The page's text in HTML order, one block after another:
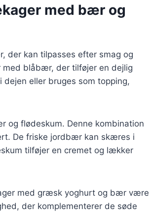
med bær og
der kan tilpasses efter smag og
med blåbær, der tilføjer en dejlig
eller bruges som topping,
og flødeskum. Denne kombination
De friske jordbær kan skæres i
tilføjer en cremet og lækker
med græsk yoghurt og bær være
der komplementerer de søde